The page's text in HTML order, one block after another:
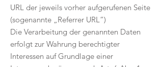
URL der jeweils vorher aufgerufenen Seite
(sogenannte „Referrer URL“)
Die Verarbeitung der genannten Daten
erfolgt zur Wahrung berechtigter
Interessen auf Grundlage einer